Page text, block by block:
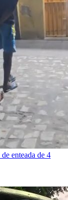
enteada de 4